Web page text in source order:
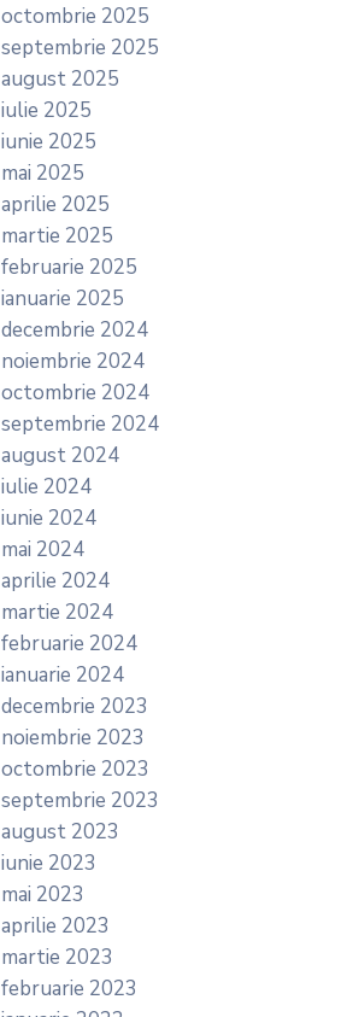
octombrie 2025
septembrie 2025
august 2025
iulie 2025
iunie 2025
mai 2025
aprilie 2025
martie 2025
februarie 2025
ianuarie 2025
decembrie 2024
noiembrie 2024
octombrie 2024
septembrie 2024
august 2024
iulie 2024
iunie 2024
mai 2024
aprilie 2024
martie 2024
februarie 2024
ianuarie 2024
decembrie 2023
noiembrie 2023
octombrie 2023
septembrie 2023
august 2023
iunie 2023
mai 2023
aprilie 2023
martie 2023
februarie 2023